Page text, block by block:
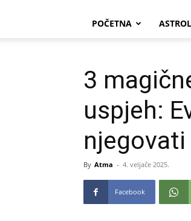
POČETNA
3
uspjeh:
By Atma - 4. veljače 2025.
Facebook